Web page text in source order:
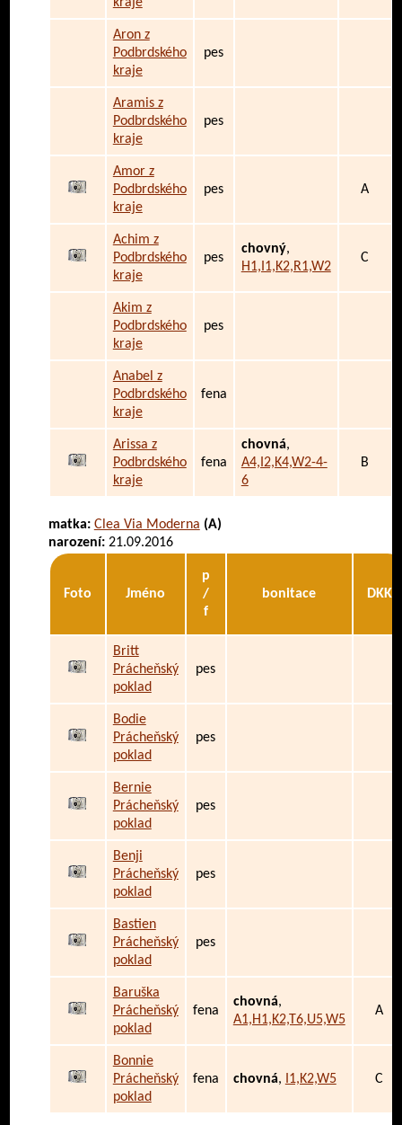
Aron z
Podbrdského
kraje
pes
Aramis z
Podbrdského
kraje
pes
Amor z
Podbrdského
kraje
pes A
Achim z
Podbrdského
kraje
pes
chovný,
H1,I1,K2,R1,W2
C
Akim z
Podbrdského
kraje
pes
Anabel z
Podbrdského
kraje
fena
Arissa z
Podbrdského
kraje
fena
chovná,
A4,I2,K4,W2-4-
6
B
matka: Clea Via Moderna (A)
narození: 21.09.2016
Foto Jméno
p
/
f
bonitace DKK
Britt
Prácheňský
poklad
pes
Bodie
Prácheňský
poklad
pes
Bernie
Prácheňský
poklad
pes
Benji
Prácheňský
poklad
pes
Bastien
Prácheňský
poklad
pes
Baruška
Prácheňský
poklad
fena
chovná,
A1,H1,K2,T6,U5,W5
A
Bonnie
Prácheňský
poklad
fena chovná, I1,K2,W5 C